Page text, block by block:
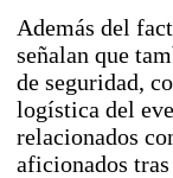
Además del
señalan que
de seguridad,
logística del
relacionados
aficionados